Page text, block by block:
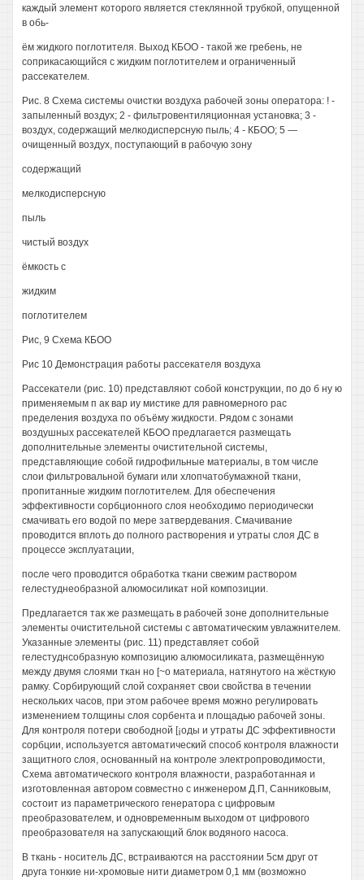
каждый элемент которого является стеклянной трубкой, опущенной
в обь-
ём жидкого поглотителя. Выход КБОО - такой же гребень, не
соприкасающийся с жидким поглотителем и ограниченный
рассекателем.
Рис. 8 Схема системы очистки воздуха рабочей зоны оператора: ! -
запыленный воздух; 2 - фильтровентиляционная установка; 3 -
воздух, содержащий мелкодисперсную пыль; 4 - КБОО; 5 —
очищенный воздух, поступающий в рабочую зону
содержащий
мелкодисперсную
пыль
чистый воздух
ёмкость с
жидким
поглотителем
Рис, 9 Схема КБОО
Рис 10 Демонстрация работы рассекателя воздуха
Рассекатели (рис. 10) представляют собой конструкции, по до б ну ю
применяемым п ак вар иу мистике для равномерного рас
пределения воздуха по объёму жидкости. Рядом с зонами
воздушных рассекателей КБОО предлагается размещать
дополнительные элементы очистительной системы,
представляющие собой гидрофильные материалы, в том числе
слои фильтровальной бумаги или хлопчатобумажной ткани,
пропитанные жидким поглотителем. Для обеспечения
эффективности сорбционного слоя необходимо периодически
смачивать его водой по мере затвердевания. Смачивание
проводится вплоть до полного растворения и утраты слоя ДС в
процессе эксплуатации,
после чего проводится обработка ткани свежим раствором
гелестуднеобразной алюмосиликат ной композиции.
Предлагается так же размещать в рабочей зоне дополнительные
элементы очистительной системы с автоматическим увлажнителем.
Указанные элементы (рис. 11) представляет собой
гелестуднсобразную композицию алюмосиликата, размещённую
между двумя слоями ткан но [~о материала, натянутого на жёсткую
рамку. Сорбирующий слой сохраняет свои свойства в течении
нескольких часов, при этом рабочее время можно регулировать
изменением толщины слоя сорбента и площадью рабочей зоны.
Для контроля потери свободной [¡оды и утраты ДС эффективности
сорбции, используется автоматический способ контроля влажности
защитного слоя, основанный на контроле электропроводимости,
Схема автоматического контроля влажности, разработанная и
изготовленная автором совместно с инженером Д.П, Санниковым,
состоит из параметрического генератора с цифровым
преобразователем, и одновременным выходом от цифрового
преобразователя на запускающий блок водяного насоса.
В ткань - носитель ДС, встраиваются на расстоянии 5см друг от
друга тонкие ни-хромовые нити диаметром 0,1 мм (возможно